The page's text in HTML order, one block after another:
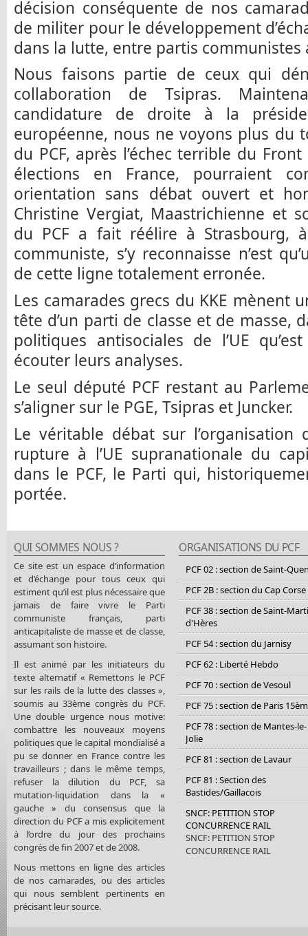
décision conséquente de nos
de militer pour le développement
dans la lutte, entre partis
Nous faisons partie de ceux qui
collaboration de Tsipras.
candidature de droite à la
européenne, nous ne voyons plus du
du PCF, après l’échec terrible du
élections en France, pourraient
orientation sans débat ouvert et
Christine Vergiat, Maastrichienne et
du PCF a fait réélire à Strasbourg,
communiste, s’y reconnaisse n’est
de cette ligne totalement erronée.
Les camarades grecs du KKE mènent
tête d’un parti de classe et de masse,
politiques antisociales de l’UE
écouter leurs analyses.
Le seul député PCF restant au
s’aligner sur le PGE, Tsipras et Juncker.
Le véritable débat sur
rupture à l’UE supranationale du
dans le PCF, le Parti qui,
portée.
QUI SOMMES NOUS ?
Ce site est un espace d’information
et d’échange pour tous ceux qui
estiment qu’il est plus nécessaire que
jamais de faire vivre le Parti
communiste français, parti
anticapitaliste de masse et de classe,
assumant son histoire.
Il est animé par les initiateurs du
texte alternatif « Remettons le PCF
sur les rails de la lutte des classes »,
soumis au 33ème congrès du PCF.
Une double urgence nous motive:
combattre les nouveaux moyens
politiques que le capital mondialisé a
pu se donner en France contre les
travailleurs ; dans le même temps,
refuser la dilution du PCF, sa
mutation-liquidation dans la «
gauche » du consensus que la
direction du PCF a mis explicitement
à l’ordre du jour des prochains
congrès de fin 2007 et de 2008.
Nous mettons en ligne des articles
de nos camarades, ou des articles
qui nous semblent pertinents en
précisant leur source.
ORGANISATIONS DU PCF
PCF 02 : section de Saint-
PCF 2B : section du Cap Corse
PCF 38 : section de Saint-
d'Hères
PCF 54 : section du Jarnisy
PCF 62 : Liberté Hebdo
PCF 70 : section de Vesoul
PCF 75 : section de Paris
PCF 78 : section de Mantes-le-
Jolie
PCF 81 : section de Lavaur
PCF 81 : Section des
Bastides/Gaillacois
SNCF: PETITION STOP
CONCURRENCE RAIL
SNCF: PETITION STOP
CONCURRENCE RAIL